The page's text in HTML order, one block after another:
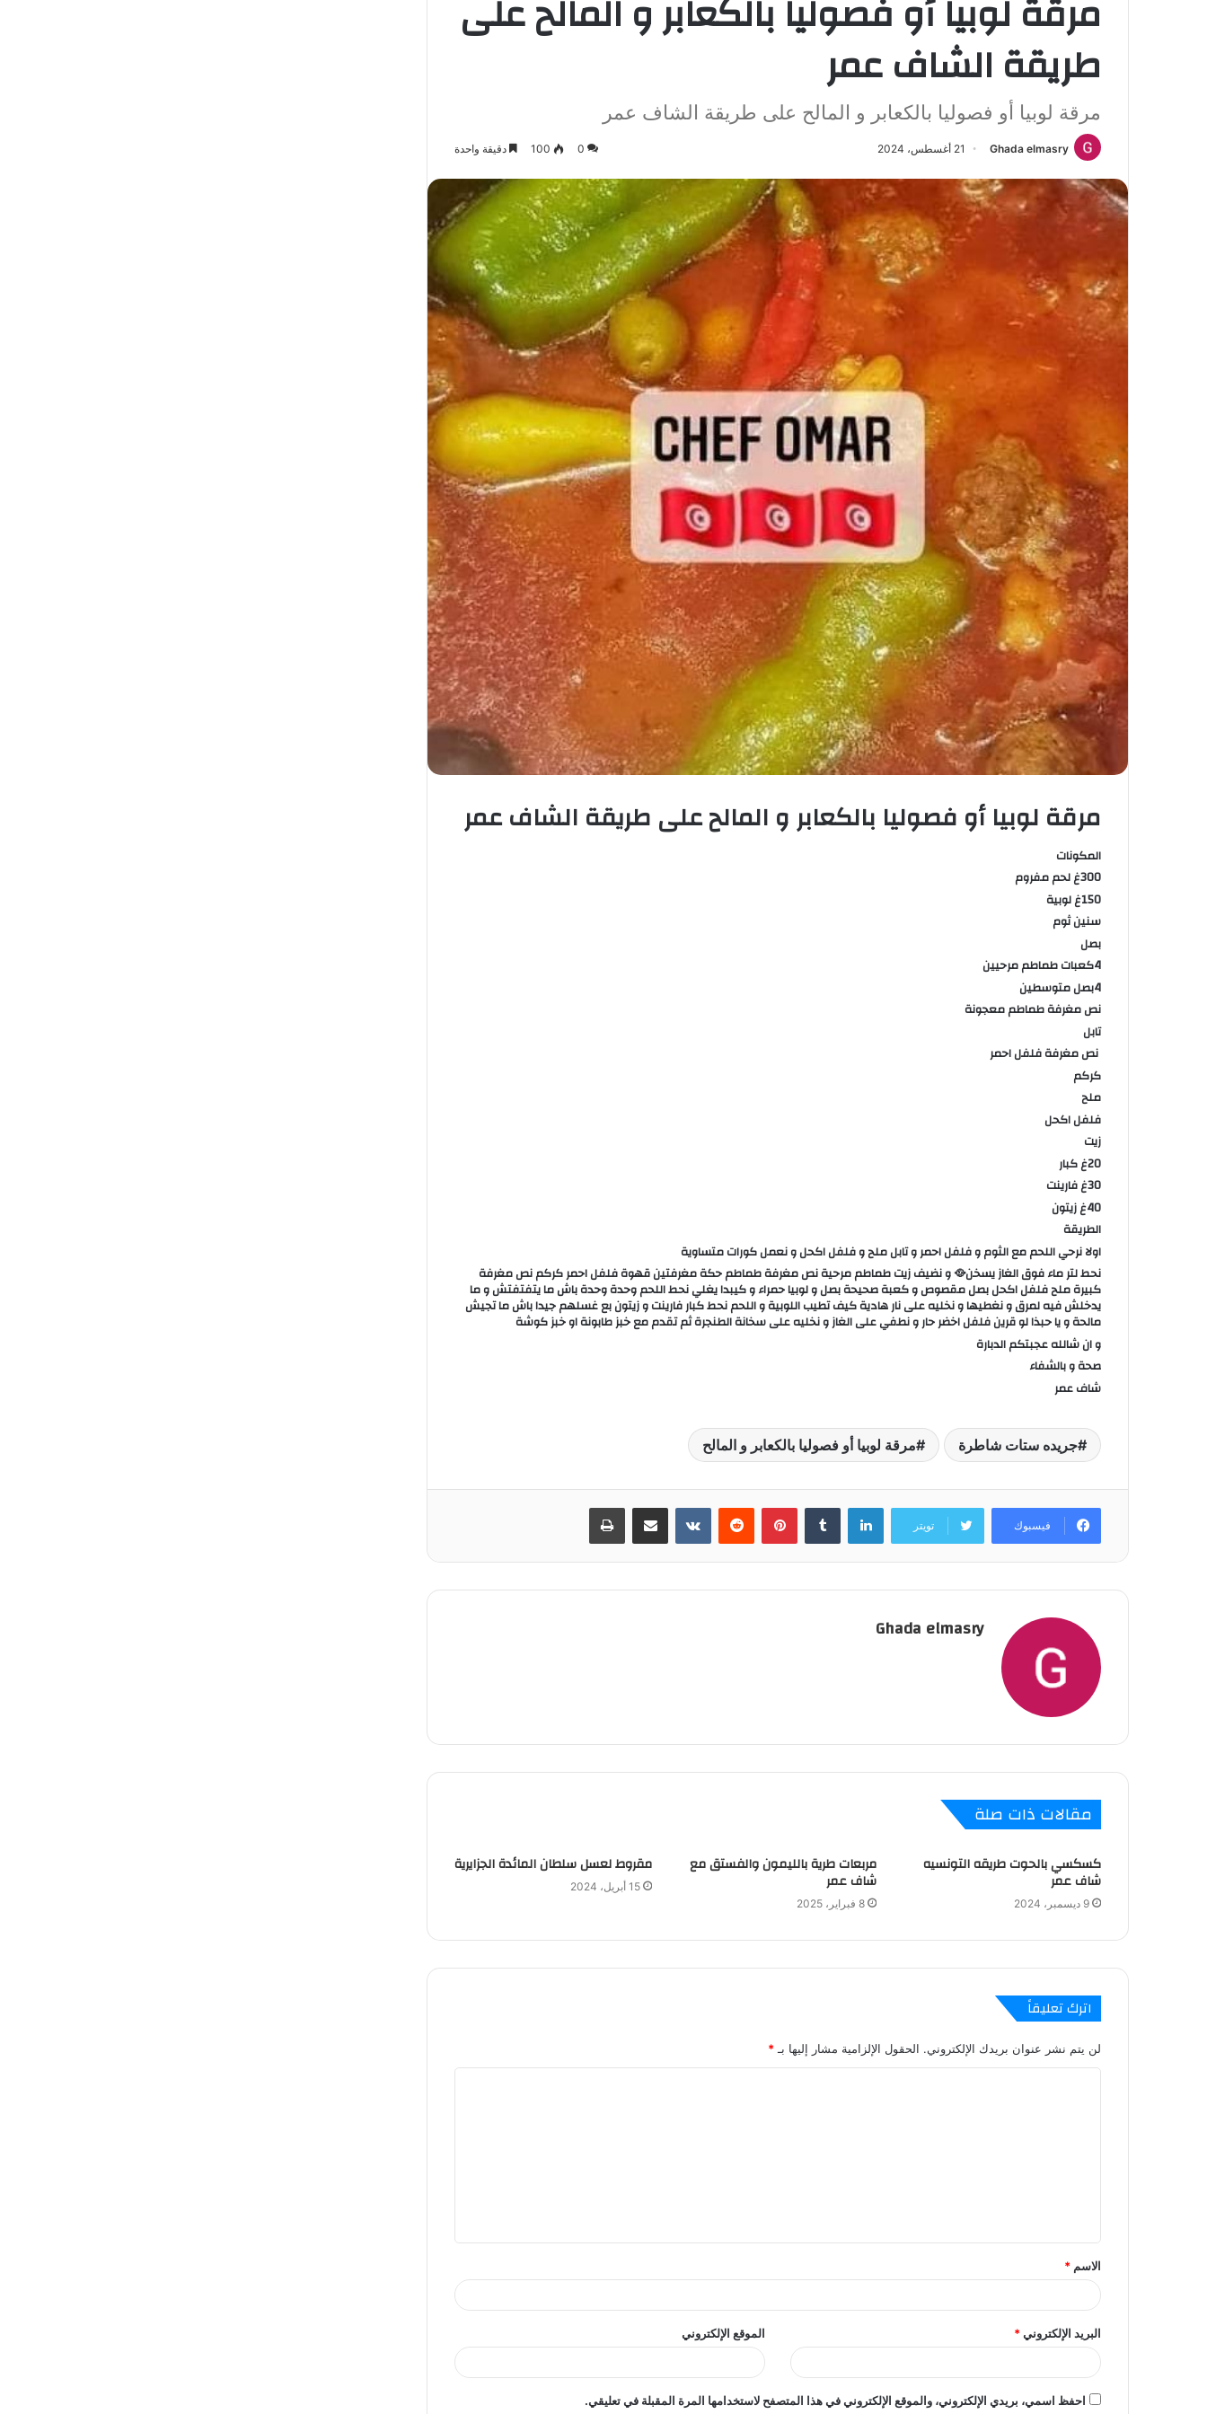
مرقة لوبيا أو فصوليا بالكعابر و المالح على
طريقة الشاف عمر
مرقة لوبيا أو فصوليا بالكعابر و المالح على طريقة الشاف عمر
Ghada elmasry 21 أغسطس، 2024 0
100 دقيقة واحدة
مرقة لوبيا أو فصوليا بالكعابر و المالح على طريقة الشاف عمر
المكونات
300غ لحم مفروم
150غ لوبية
سنين ثوم
بصل
4كعبات طماطم مرحيين
4بصل متوسطين
نص مغرفة طماطم معجونة
تابل
نص مغرفة فلفل احمر
كركم
ملح
فلفل اكحل
زيت
20غ كبار
30غ فارينت
40غ زيتون
الطريقة
اولا نرحي اللحم مع الثوم و فلفل احمر و تابل ملح و فلفل اكحل و نعمل كورات متساوية
نحط لتر ماء فوق الغاز يسخن🥘 و نضيف زيت طماطم مرحية نص مغرفة طماطم حكة مغرفتين قهوة فلفل احمر كركم نص مغرفة
كبيرة ملح فلفل اكحل بصل مقصوص و كعبة صحيحة بصل و لوبيا حمراء و كيبدا يغلي نحط اللحم وحدة وحدة باش ما يتفتفتش و ما
يدخلش فيه لمرق و نغطيها و نخليه على نار هادية كيف تطيب اللوبية و اللحم نحط كبار فارينت و زيتون بع غسلهم جيدا باش ما تجيش
مالحة و يا حبذا لو قرين فلفل اخضر حار و نطفي على الغاز و نخليه على سخانة الطنجرة ثم تقدم مع خبز طابونة او خبز كوشة
و ان شالله عجبتكم الدبارة
صحة و بالشفاء
شاف عمر
جريده ستات شاطرة مرقة لوبيا أو فصوليا بالكعابر و المالح
فيسبوك تويتر
لينكدإن بينتيريست
Ghada elmasry
مقالات ذات صلة
كسكسي بالحوت طريقه التونسيه
شاف عمر
9 ديسمبر، 2024
مربعات طرية بالليمون والفستق مع
شاف عمر
8 فبراير، 2025
مقروط لعسل سلطان المائدة الجزايرية
15 أبريل، 2024
اترك تعليقاً
لن يتم نشر عنوان بريدك الإلكتروني. الحقول الإلزامية مشار إليها بـ *
ق
*
الاسم *
البريد الإلكتروني* الموقع الإلكتروني
احفظ اسمي، بريدي الإلكتروني، والموقع الإلكتروني في هذا المتصفح لاستخدامها المرة المقبلة في تعليقي.